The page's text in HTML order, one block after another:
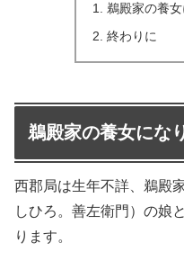
鵜殿家の養
終わりに
鵜殿家の養女にな
西郡局は生年不詳、鵜殿
しひろ。善左衛門）の娘
ります。